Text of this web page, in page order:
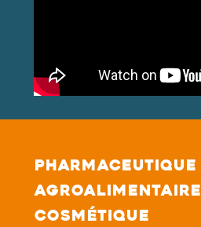
Pharmaceutique
Agroalimentaire
Cosmétique